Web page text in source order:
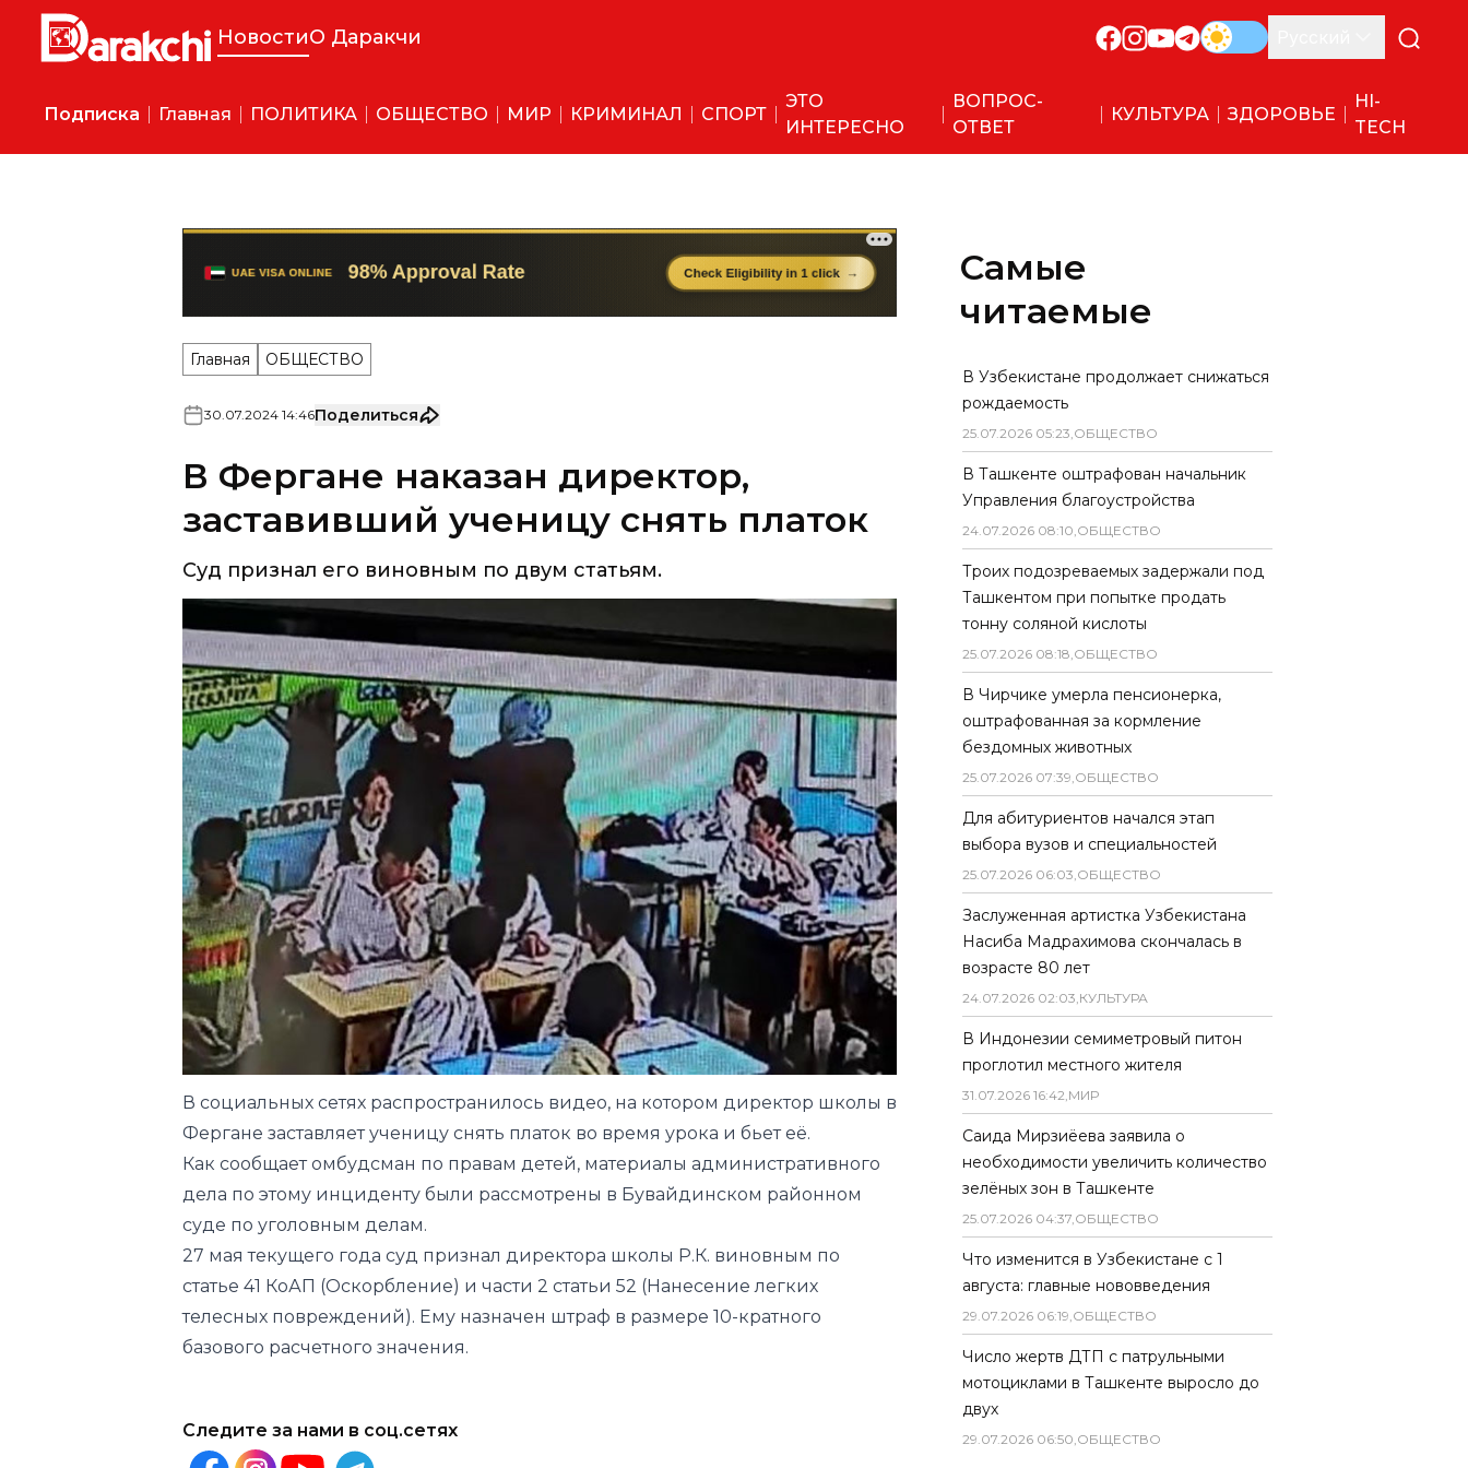
НовостиО Даракчи
Подписка Главная ПОЛИТИКА ОБЩЕСТВО МИР КРИМИНАЛ СПОРТ
ЭТО
ИНТЕРЕСНО
ВОПРОС-
ОТВЕТ
КУЛЬТУРА ЗДОРОВЬЕ
HI-
TECH
Главная ОБЩЕСТВО
В Фергане наказан директор,
заставивший ученицу снять платок
Суд признал его виновным по двум статьям.
В социальных сетях распространилось видео, на котором директор школы в
Фергане заставляет ученицу снять платок во время урока и бьет её.
Как сообщает омбудсман по правам детей, материалы административного
дела по этому инциденту были рассмотрены в Бувайдинском районном
суде по уголовным делам.
27 мая текущего года суд признал директора школы Р.К. виновным по
статье 41 КоАП (Оскорбление) и части 2 статьи 52 (Нанесение легких
телесных повреждений). Ему назначен штраф в размере 10-кратного
базового расчетного значения.
Следите за нами в соц.сетях
Самые
читаемые
В Узбекистане продолжает снижаться
рождаемость
25.07.2026 05:23,ОБЩЕСТВО
В Ташкенте оштрафован начальник
Управления благоустройства
24.07.2026 08:10,ОБЩЕСТВО
Троих подозреваемых задержали под
Ташкентом при попытке продать
тонну соляной кислоты
25.07.2026 08:18,ОБЩЕСТВО
В Чирчике умерла пенсионерка,
оштрафованная за кормление
бездомных животных
25.07.2026 07:39,ОБЩЕСТВО
Для абитуриентов начался этап
выбора вузов и специальностей
25.07.2026 06:03,ОБЩЕСТВО
Заслуженная артистка Узбекистана
Насиба Мадрахимова скончалась в
возрасте 80 лет
24.07.2026 02:03,КУЛЬТУРА
В Индонезии семиметровый питон
проглотил местного жителя
31.07.2026 16:42,МИР
Саида Мирзиёева заявила о
необходимости увеличить количество
зелёных зон в Ташкенте
25.07.2026 04:37,ОБЩЕСТВО
Что изменится в Узбекистане с 1
августа: главные нововведения
29.07.2026 06:19,ОБЩЕСТВО
Число жертв ДТП с патрульными
мотоциклами в Ташкенте выросло до
двух
29.07.2026 06:50,ОБЩЕСТВО